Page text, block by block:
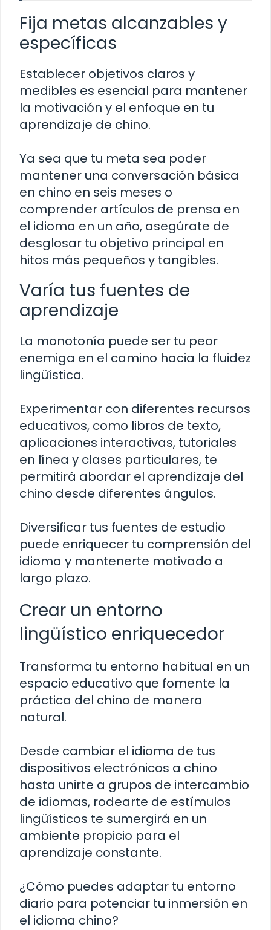
Fija metas alcanzables y
específicas
Establecer objetivos claros y
medibles es esencial para mantener
la motivación y el enfoque en tu
aprendizaje de chino.
Ya sea que tu meta sea poder
mantener una conversación básica
en chino en seis meses o
comprender artículos de prensa en
el idioma en un año, asegúrate de
desglosar tu objetivo principal en
hitos más pequeños y tangibles.
Varía tus fuentes de
aprendizaje
La monotonía puede ser tu peor
enemiga en el camino hacia la fluidez
lingüística.
Experimentar con diferentes recursos
educativos, como libros de texto,
aplicaciones interactivas, tutoriales
en línea y clases particulares, te
permitirá abordar el aprendizaje del
chino desde diferentes ángulos.
Diversificar tus fuentes de estudio
puede enriquecer tu comprensión del
idioma y mantenerte motivado a
largo plazo.
Crear un entorno
lingüístico enriquecedor
Transforma tu entorno habitual en un
espacio educativo que fomente la
práctica del chino de manera
natural.
Desde cambiar el idioma de tus
dispositivos electrónicos a chino
hasta unirte a grupos de intercambio
de idiomas, rodearte de estímulos
lingüísticos te sumergirá en un
ambiente propicio para el
aprendizaje constante.
¿Cómo puedes adaptar tu entorno
diario para potenciar tu inmersión en
el idioma chino?